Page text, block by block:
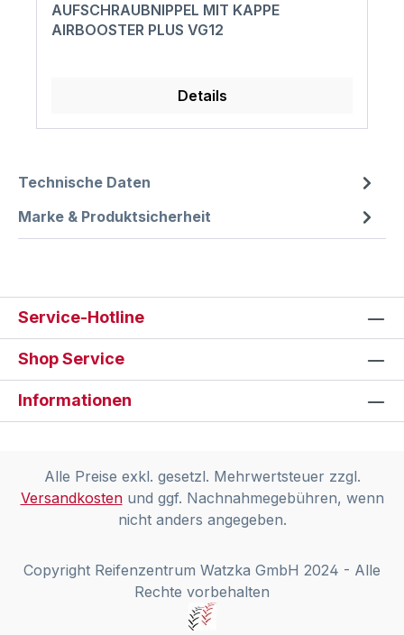
AUFSCHRAUBNIPPEL MIT KAPPE
AIRBOOSTER PLUS VG12
Details
Technische Daten
Marke & Produktsicherheit
Service-Hotline
Shop Service
Informationen
Alle Preise exkl. gesetzl. Mehrwertsteuer zzgl.
Versandkostenund ggf. Nachnahmegebühren, wenn
nicht anders angegeben.
Copyright Reifenzentrum Watzka GmbH 2024 - Alle
Rechte vorbehalten